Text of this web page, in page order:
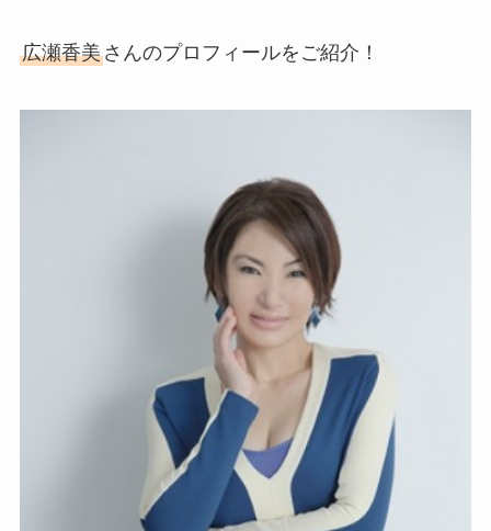
広瀬香美さんのプロフィールをご紹介！